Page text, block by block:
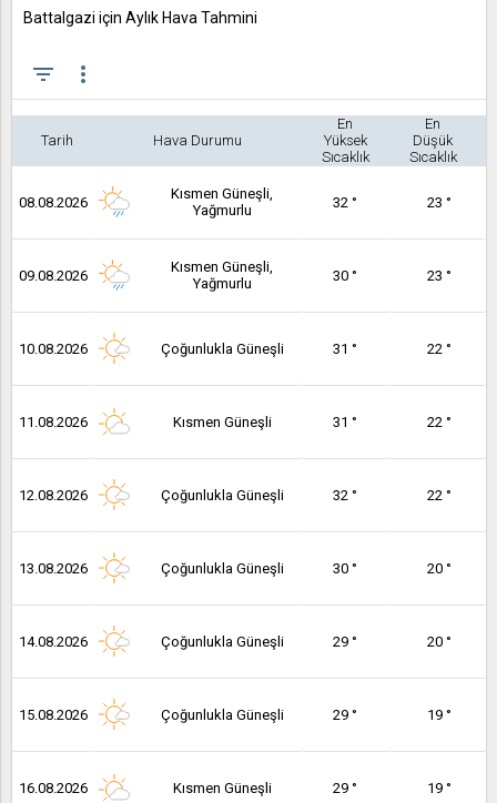
Battalgazi için Aylık Hava Tahmini
filter_list more_vert
Tarih Hava Durumu
En
Yüksek
Sıcaklık
En
Düşük
Sıcaklık
08.08.2026
Kısmen Güneşli,
Yağmurlu
32 ° 23 °
09.08.2026
Kısmen Güneşli,
Yağmurlu
30 ° 23 °
10.08.2026 Çoğunlukla Güneşli 31 ° 22 °
11.08.2026 Kısmen Güneşli 31 ° 22 °
12.08.2026 Çoğunlukla Güneşli 32 ° 22 °
13.08.2026 Çoğunlukla Güneşli 30 ° 20 °
14.08.2026 Çoğunlukla Güneşli 29 ° 20 °
15.08.2026 Çoğunlukla Güneşli 29 ° 19 °
16.08.2026 Kısmen Güneşli 29 ° 19 °